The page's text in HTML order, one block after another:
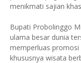
menikmati sajian
Bupati Probolinggo
ulama besar dunia
memperluas
khususnya wisata